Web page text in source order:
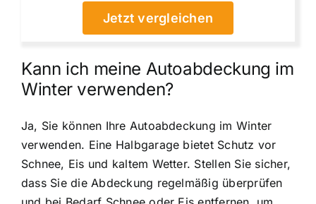
Jetzt vergleichen
Kann ich meine Autoabdeckung im
Winter verwenden?
Ja, Sie können Ihre Autoabdeckung im Winter
verwenden. Eine Halbgarage bietet Schutz vor
Schnee, Eis und kaltem Wetter. Stellen Sie sicher,
dass Sie die Abdeckung regelmäßig überprüfen